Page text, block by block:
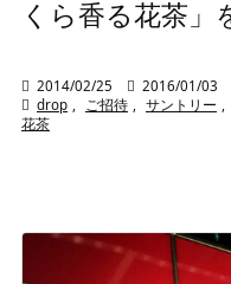
くら香る花茶」
 2014/02/25  2016/01/03
 drop ご招待 サントリー
花茶